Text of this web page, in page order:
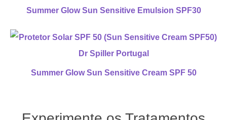
Summer Glow Sun Sensitive Emulsion SPF30
Summer Glow Sun Sensitive Cream SPF 50